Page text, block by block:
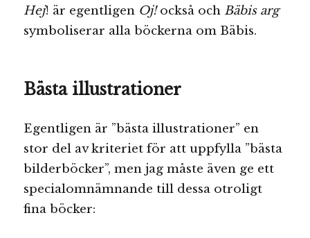
Hej! är egentligen Oj!också ochBäbis arg
symboliserar alla böckerna om Bäbis.
Bästa illustrationer
Egentligen är ”bästa illustrationer” en
stor del av kriteriet för att uppfylla ”bästa
bilderböcker”, men jag måste även ge ett
specialomnämnande till dessa otroligt
fina böcker: